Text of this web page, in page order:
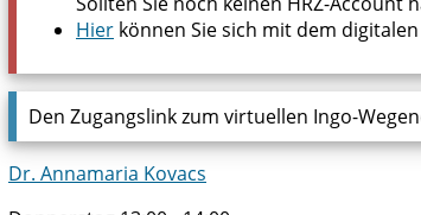
Hier können Sie sich mit dem
Den Zugangslink zum virtuellen Ingo-
Dr. Annamaria Kovacs